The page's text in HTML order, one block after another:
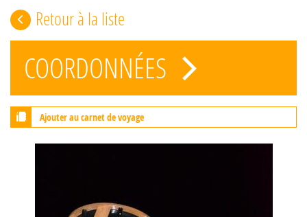
Retour à la liste
COORDONNÉES
Ajouter au carnet de voyage